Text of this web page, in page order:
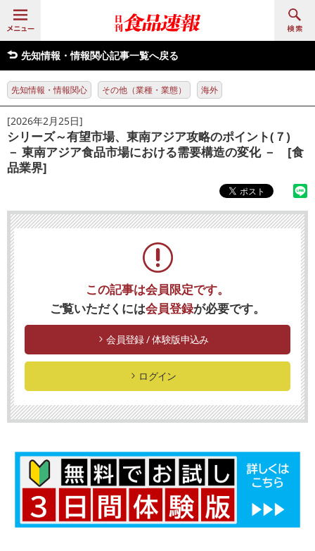
先知情報・情報関心記事一覧へ戻る
先知情報・情報関心 その他（業種・業態） 海外
[2026年2月25日]
シリーズ～有望市場、東南アジア攻略のポイント(７)
－ 東南アジア食品市場における需要構造の変化 － [食
品業界]
この記事は会員限定です。
ご覧いただくには会員登録が必要です。
会員登録 / 体験版申込み
ログイン